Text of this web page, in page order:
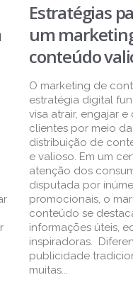
Estratégias
um
conteúdo
O marketing de
estratégia digital
visa atrair, engajar
clientes por meio
distribuição de
e valioso. Em um
atenção dos
disputada por
promocionais, o
conteúdo se
informações úteis,
inspiradoras.
publicidade
muitas...